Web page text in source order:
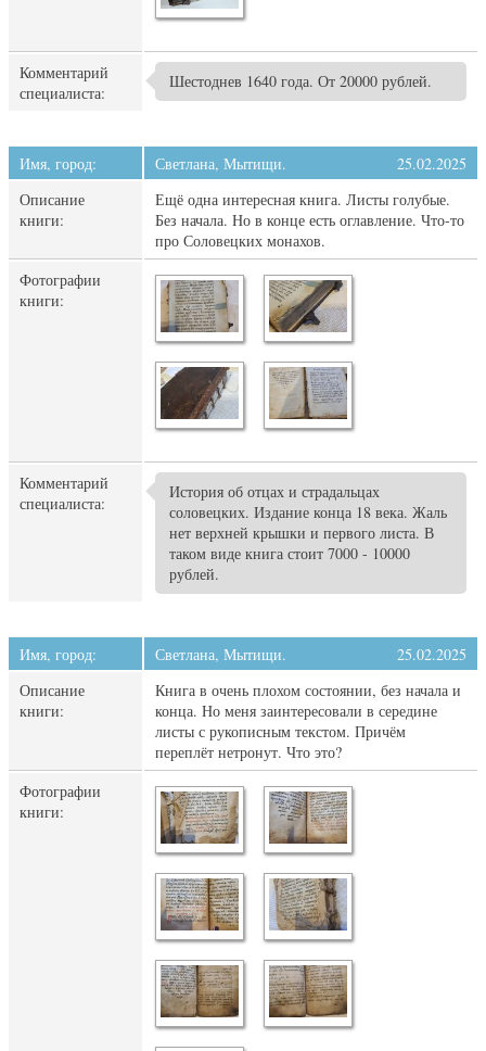
Комментарий
специалиста:
Шестоднев 1640 года. От 20000 рублей.
Имя, город: Светлана, Мытищи.
25.02.2025
Описание
книги:
Ещё одна интересная книга. Листы голубые.
Без начала. Но в конце есть оглавление. Что-то
про Соловецких монахов.
Фотографии
книги:
Комментарий
специалиста:
История об отцах и страдальцах
соловецких. Издание конца 18 века. Жаль
нет верхней крышки и первого листа. В
таком виде книга стоит 7000 - 10000
рублей.
Имя, город: Светлана, Мытищи.
25.02.2025
Описание
книги:
Книга в очень плохом состоянии, без начала и
конца. Но меня заинтересовали в середине
листы с рукописным текстом. Причём
переплёт нетронут. Что это?
Фотографии
книги: